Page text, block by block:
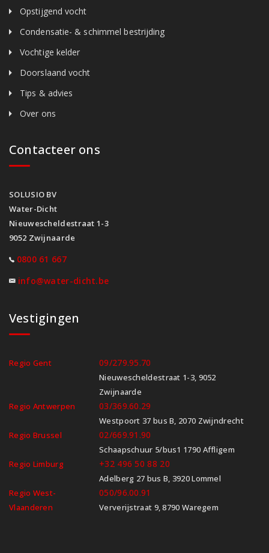
Opstijgend vocht
Condensatie- & schimmel bestrijding
Vochtige kelder
Doorslaand vocht
Tips & advies
Over ons
Contacteer ons
SOLUSIO BV
Water-Dicht
Nieuwescheldestraat 1-3
9052 Zwijnaarde
0800 61 667
info@water-dicht.be
Vestigingen
Regio Gent 09/279.95.70
Nieuwescheldestraat 1-3, 9052
Zwijnaarde
Regio Antwerpen
03/369.60.29
Westpoort 37 bus B, 2070 Zwijndrecht
Regio Brussel
02/669.91.90
Schaapschuur 5/bus1 1790 Affligem
Regio Limburg
+32 496 50 88 20
Adelberg 27 bus B, 3920 Lommel
Regio West-
Vlaanderen
050/96.00.91
Ververijstraat 9, 8790 Waregem